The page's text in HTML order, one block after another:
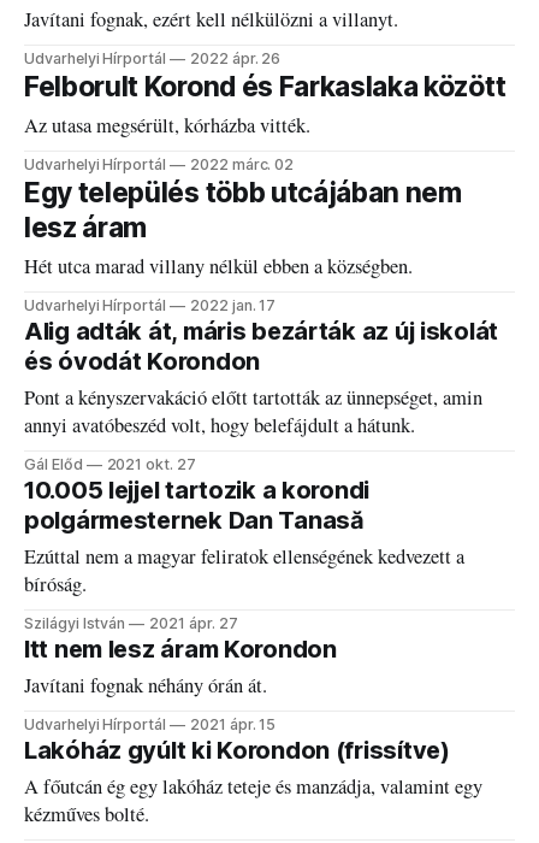
Javítani fognak, ezért kell nélkülözni a villanyt.
Udvarhelyi Hírportál 2022 ápr. 26
Felborult Korond és Farkaslaka között
Az utasa megsérült, kórházba vitték.
Udvarhelyi Hírportál 2022 márc. 02
Egy település több utcájában nem
lesz áram
Hét utca marad villany nélkül ebben a községben.
Udvarhelyi Hírportál 2022 jan. 17
Alig adták át, máris bezárták az új iskolát
és óvodát Korondon
Pont a kényszervakáció előtt tartották az ünnepséget, amin
annyi avatóbeszéd volt, hogy belefájdult a hátunk.
Gál Előd 2021 okt. 27
10.005 lejjel tartozik a korondi
polgármesternek Dan Tanasă
Ezúttal nem a magyar feliratok ellenségének kedvezett a
bíróság.
Szilágyi István 2021 ápr. 27
Itt nem lesz áram Korondon
Javítani fognak néhány órán át.
Udvarhelyi Hírportál 2021 ápr. 15
Lakóház gyúlt ki Korondon (frissítve)
A főutcán ég egy lakóház teteje és manzádja, valamint egy
kézműves bolté.